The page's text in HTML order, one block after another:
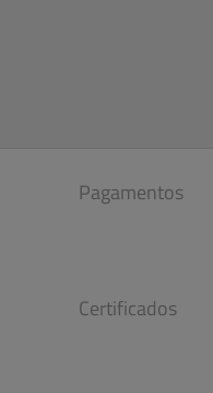
Pagamentos
Certificados